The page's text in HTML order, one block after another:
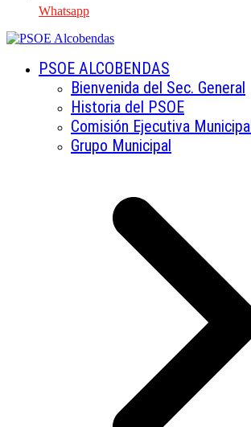
Whatsapp
PSOE ALCOBENDAS
Bienvenida del Sec. General
Historia del PSOE
Comisión Ejecutiva Municipal
Grupo Municipal